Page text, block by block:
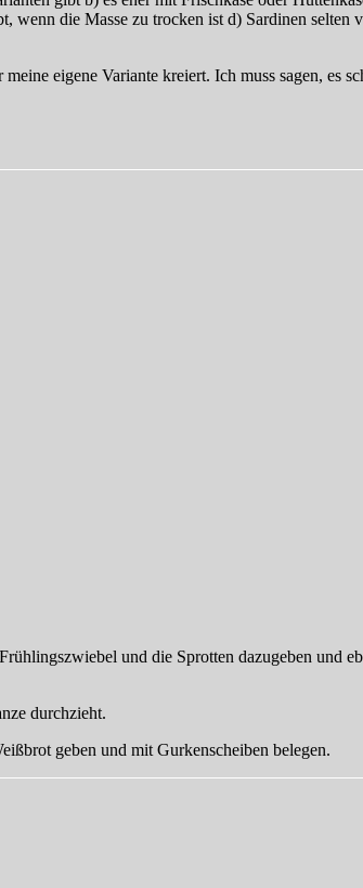
die Masse zu trocken ist d) Sardinen selten
eigene Variante kreiert. Ich muss sagen, es
und die Sprotten dazugeben und
durchzieht.
geben und mit Gurkenscheiben belegen.